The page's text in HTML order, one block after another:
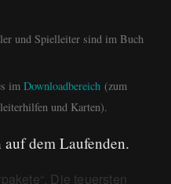
und Spielleiter sind im Buch
imDownloadbereich (zum
und Karten).
dem Laufenden.
Die teuersten